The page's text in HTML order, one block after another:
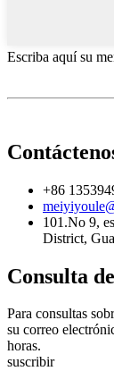
Escriba aquí su
+86
101.No 9,
District,
Consulta
Para consultas
su correo
horas.
suscribir